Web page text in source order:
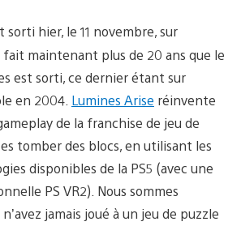
sorti hier, le 11 novembre, sur
fait maintenant plus de 20 ans que le
est sorti, ce dernier étant sur
en 2004. Lumines Arise réinvente
de la franchise de jeu de
tomber des blocs, en utilisant les
disponibles de la PS5 (avec une
PS VR2). Nous sommes
jamais joué à un jeu de puzzle